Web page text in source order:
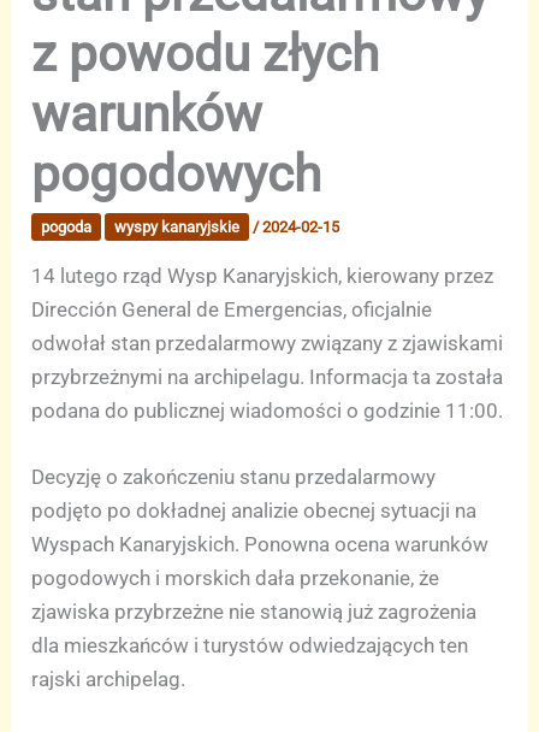
z powodu złych
warunków
pogodowych
pogoda wyspy kanaryjskie /2024-02-15
14 lutego rząd Wysp Kanaryjskich, kierowany przez
Dirección General de Emergencias, oficjalnie
odwołał stan przedalarmowy związany z zjawiskami
przybrzeżnymi na archipelagu. Informacja ta została
podana do publicznej wiadomości o godzinie 11:00.
Decyzję o zakończeniu stanu przedalarmowy
podjęto po dokładnej analizie obecnej sytuacji na
Wyspach Kanaryjskich. Ponowna ocena warunków
pogodowych i morskich dała przekonanie, że
zjawiska przybrzeżne nie stanowią już zagrożenia
dla mieszkańców i turystów odwiedzających ten
rajski archipelag.